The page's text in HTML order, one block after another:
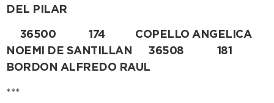
DEL PILAR
36500 174 COPELLO ANGELICA
NOEMI DE SANTILLAN
36508 181
BORDON ALFREDO RAUL
***